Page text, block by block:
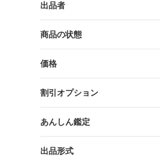
出品者
商品の状態
価格
割引オプション
あんしん鑑定
出品形式